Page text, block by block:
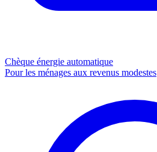
Chèque énergie automatique
Pour les ménages aux revenus modestes